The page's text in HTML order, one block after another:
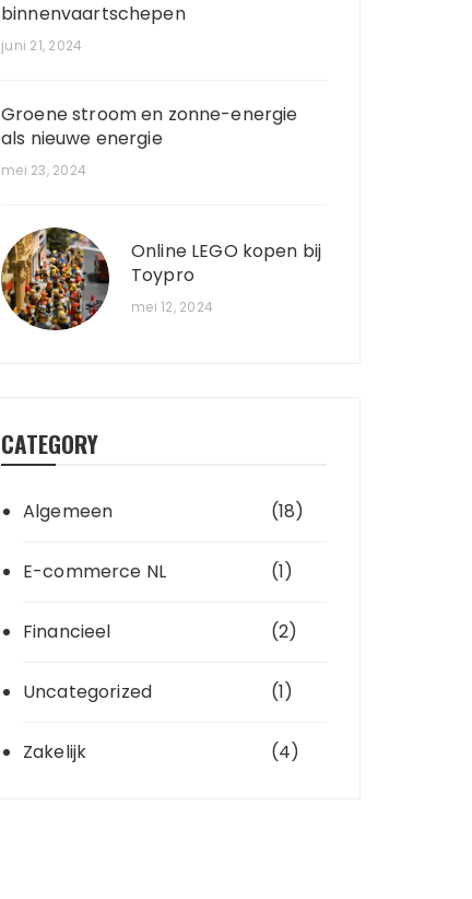
binnenvaartschepen
juni 21, 2024
Groene stroom en zonne-energie
als nieuwe energie
mei 23, 2024
Online LEGO kopen bij
Toypro
mei 12, 2024
CATEGORY
Algemeen (18)
E-commerce NL (1)
Financieel (2)
Uncategorized (1)
Zakelijk (4)